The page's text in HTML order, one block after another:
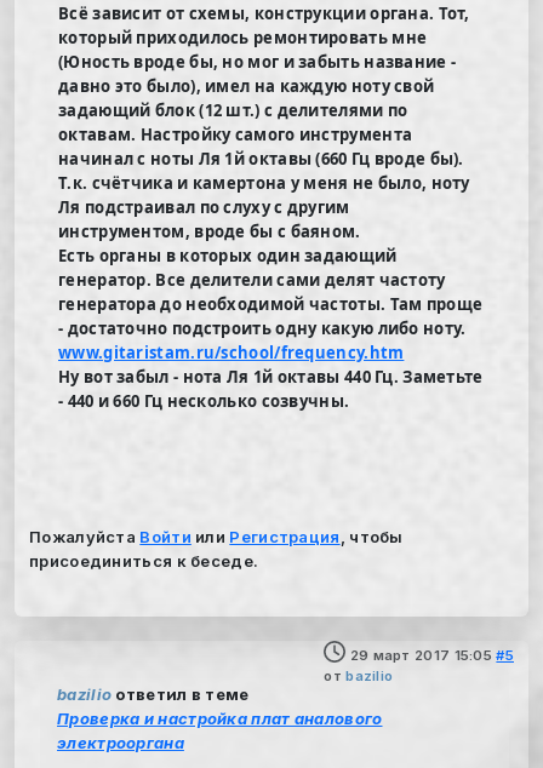
Всё зависит от схемы, конструкции органа. Тот,
который приходилось ремонтировать мне
(Юность вроде бы, но мог и забыть название -
давно это было), имел на каждую ноту свой
задающий блок (12 шт.) с делителями по
октавам. Настройку самого инструмента
начинал с ноты Ля 1й октавы (660 Гц вроде бы).
Т.к. счётчика и камертона у меня не было, ноту
Ля подстраивал по слуху с другим
инструментом, вроде бы с баяном.
Есть органы в которых один задающий
генератор. Все делители сами делят частоту
генератора до необходимой частоты. Там проще
- достаточно подстроить одну какую либо ноту.
www.gitaristam.ru/school/frequency.htm
Ну вот забыл - нота Ля 1й октавы 440 Гц. Заметьте
- 440 и 660 Гц несколько созвучны.
Пожалуйста Войти или Регистрация
, чтобы
присоединиться к беседе.
29 март 2017 15:05 #5
отbazilio
bazilio ответил в теме
Проверка и настройка плат аналового
электрооргана